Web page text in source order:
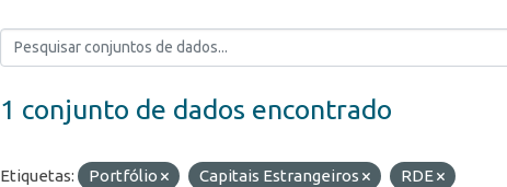
1 conjunto de dados encontrado
Etiquetas: Portfólio Capitais Estrangeiros
RDE